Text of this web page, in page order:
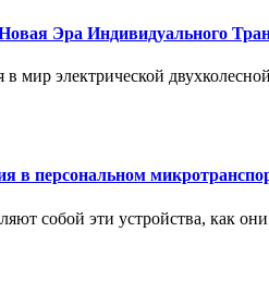
Эра Индивидуального
в мир электрической
в персональном
собой эти устройства, как